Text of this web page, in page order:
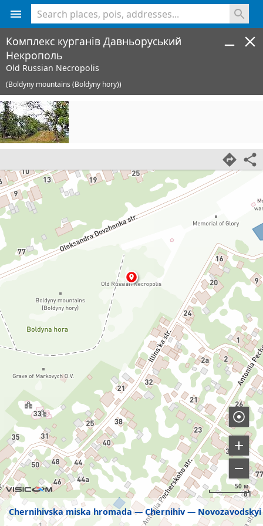
Chernihivska miska hromada Chernihiv Novozavodskyi
50 м
Комплекс курганів Давньоруський
Некрополь
Old Russian Necropolis
(Boldyny mountains (Boldyny hory))
<% console.log(hcard) %>